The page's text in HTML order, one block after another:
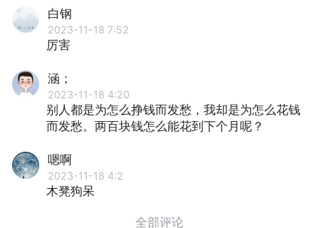
白钢
2023-11-18 7:52
厉害
涵；
2023-11-18 4:20
别人都是为怎么挣钱而发愁，我却是为怎么花钱
而发愁。两百块钱怎么能花到下个月呢？
嗯啊
2023-11-18 4:2
木凳狗呆
全部评论